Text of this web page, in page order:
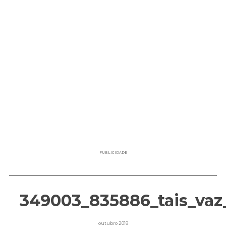
PUBLICIDADE
outubro 2018